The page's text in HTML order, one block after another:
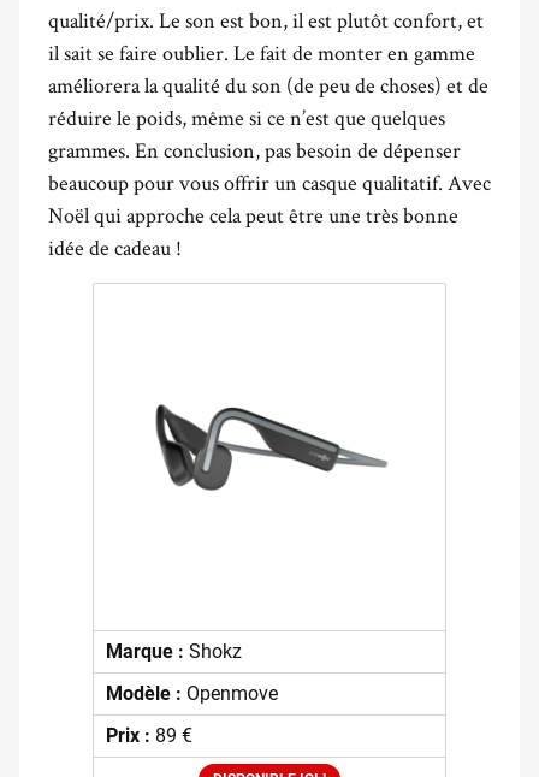
qualité/prix. Le son est bon, il est plutôt confort, et
il sait se faire oublier. Le fait de monter en gamme
améliorera la qualité du son (de peu de choses) et de
réduire le poids, même si ce n’est que quelques
grammes. En conclusion, pas besoin de dépenser
beaucoup pour vous offrir un casque qualitatif. Avec
Noël qui approche cela peut être une très bonne
idée de cadeau !
Marque : Shokz
Modèle : Openmove
Prix : 89 €